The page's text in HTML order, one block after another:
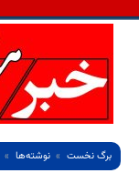
برگ نخست نوشته‌ها